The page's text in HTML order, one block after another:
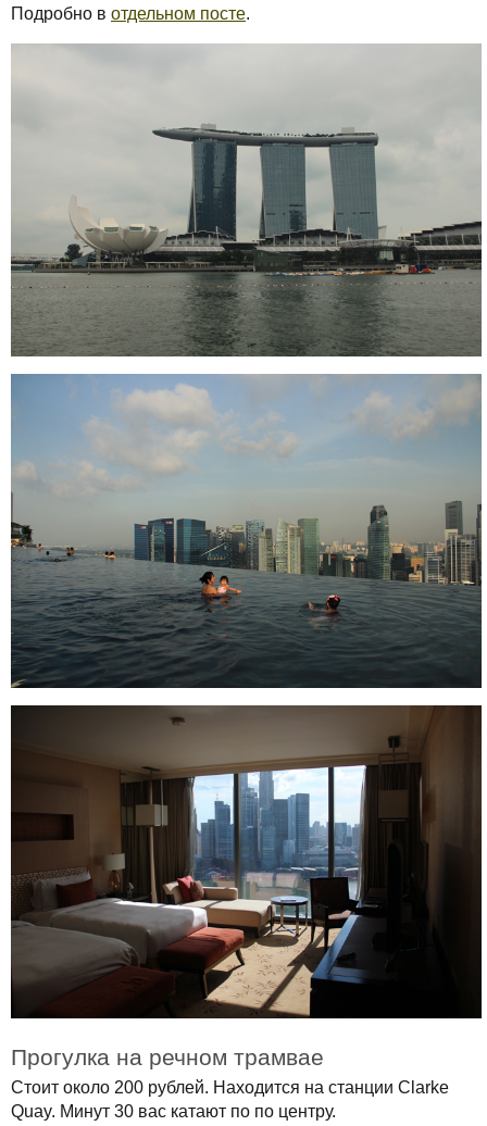
Подробно в отдельном посте.
Прогулка на речном трамвае
Стоит около 200 рублей. Находится на станции Clarke
Quay. Минут 30 вас катают по по центру.